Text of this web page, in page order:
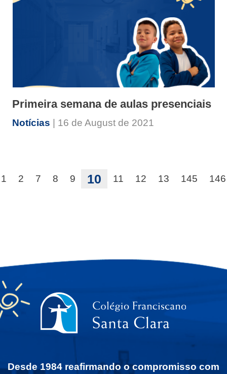
Primeira semana de aulas presenciais
Notícias | 16 de August de 2021
1 2 7 8 9 10 11 12 13 145 146
Desde 1984 reafirmando o compromisso com